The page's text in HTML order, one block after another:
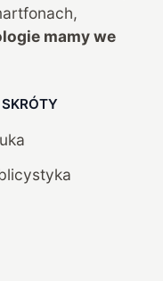
mamy we